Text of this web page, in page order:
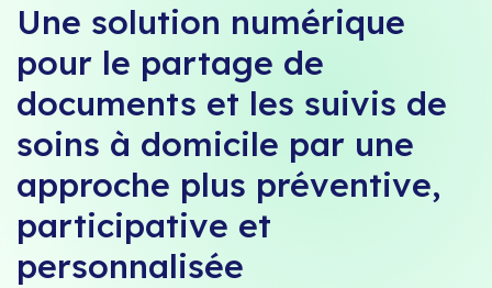
Une solution numérique
pour le partage de
documents et les suivis de
soins à domicile par une
approche plus préventive,
participative et
personnalisée